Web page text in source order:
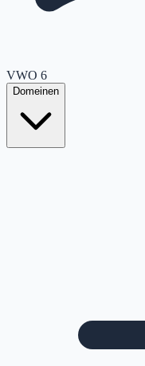
VWO 6
Domeinen